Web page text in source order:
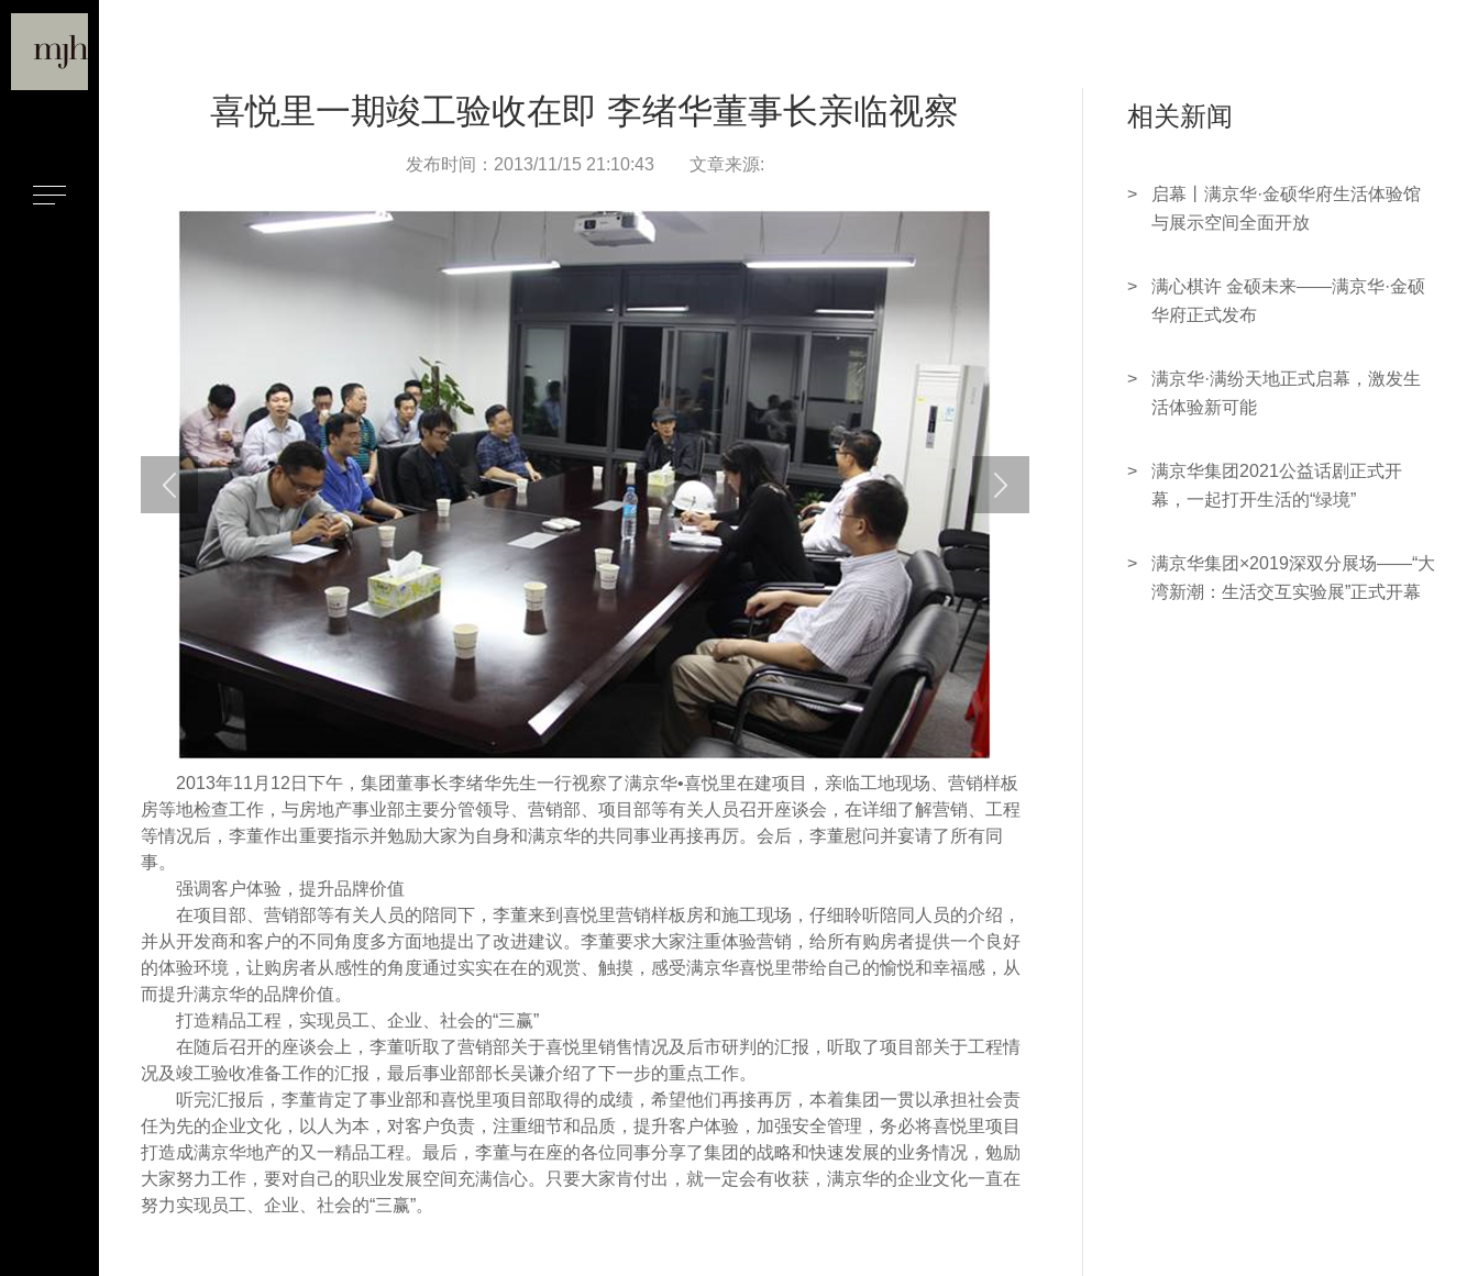
新闻中心
动态/
公艺文化
艺术馆/
喜悦里一期竣工验收在即 李绪华董事长亲临视察
发布时间：2013/11/15 21:10:43 文章来源:
2013年11月12日下午，集团董事长李绪华先生一行视察了满京华•喜悦里在建项目，亲临工地现场、营销样板
房等地检查工作，与房地产事业部主要分管领导、营销部、项目部等有关人员召开座谈会，在详细了解营销、工程
等情况后，李董作出重要指示并勉励大家为自身和满京华的共同事业再接再厉。会后，李董慰问并宴请了所有同
事。
强调客户体验，提升品牌价值
在项目部、营销部等有关人员的陪同下，李董来到喜悦里营销样板房和施工现场，仔细聆听陪同人员的介绍，
并从开发商和客户的不同角度多方面地提出了改进建议。李董要求大家注重体验营销，给所有购房者提供一个良好
的体验环境，让购房者从感性的角度通过实实在在的观赏、触摸，感受满京华喜悦里带给自己的愉悦和幸福感，从
而提升满京华的品牌价值。
打造精品工程，实现员工、企业、社会的“三赢”
在随后召开的座谈会上，李董听取了营销部关于喜悦里销售情况及后市研判的汇报，听取了项目部关于工程情
况及竣工验收准备工作的汇报，最后事业部部长吴谦介绍了下一步的重点工作。
听完汇报后，李董肯定了事业部和喜悦里项目部取得的成绩，希望他们再接再厉，本着集团一贯以承担社会责
任为先的企业文化，以人为本，对客户负责，注重细节和品质，提升客户体验，加强安全管理，务必将喜悦里项目
打造成满京华地产的又一精品工程。最后，李董与在座的各位同事分享了集团的战略和快速发展的业务情况，勉励
大家努力工作，要对自己的职业发展空间充满信心。只要大家肯付出，就一定会有收获，满京华的企业文化一直在
努力实现员工、企业、社会的“三赢”。
相关新闻
>
启幕丨满京华·金硕华府生活体验馆
与展示空间全面开放
>
满心棋许 金硕未来——满京华·金硕
华府正式发布
>
满京华·满纷天地正式启幕，激发生
活体验新可能
>
满京华集团2021公益话剧正式开
幕，一起打开生活的“绿境”
>
满京华集团×2019深双分展场——“大
湾新潮：生活交互实验展”正式开幕